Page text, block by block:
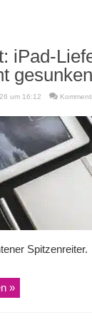
iPad-
gesunken
um 16:12
Spitzenreiter.
»